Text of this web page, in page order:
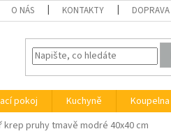
O NÁS KONTAKTY DOPRAVA
pokoj Kuchyně Koupelna
krep pruhy tmavě modré 40x40 cm